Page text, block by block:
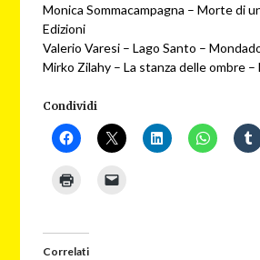
Monica Sommacampagna – Morte di
Edizioni
Valerio Varesi – Lago Santo –
Mirko Zilahy – La stanza delle ombre
Condividi
Correlati